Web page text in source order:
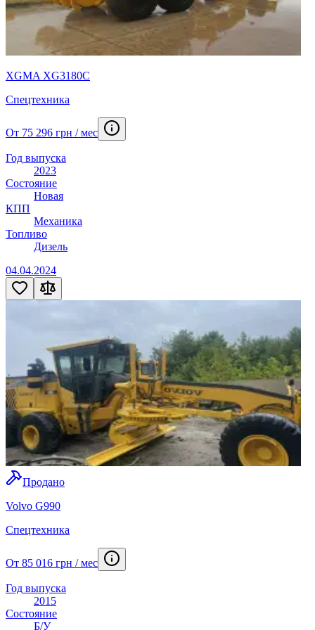
Телескопический погрузчик6
Тентованный полуприцеп55
Топливозаправщик
Трал2
Фастбек1
Фреза-ротатор1
Фургон10
Хэтчбек133
Экскаватор-погрузчик
XGMA XG3180С
Спецтехника
От 75 296 грн / мес
Год выпуска
2023
Состояние
Новая
КПП
Механика
Топливо
Дизель
04.04.2024
Продано
Volvo G990
Спецтехника
От 85 016 грн / мес
Год выпуска
2015
Состояние
Б/У